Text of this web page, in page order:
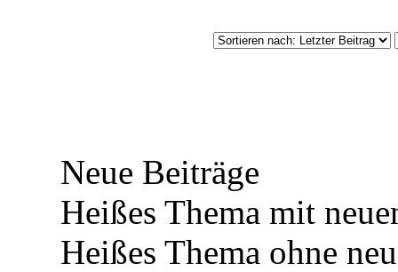
Neue Beiträge
Heißes Thema mit
Heißes Thema ohne